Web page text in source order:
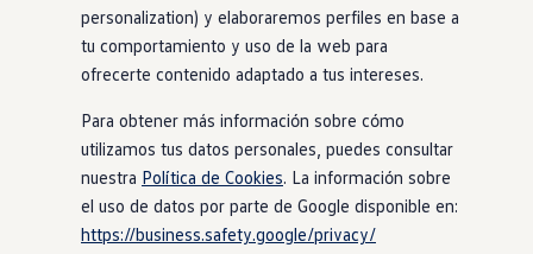
Etiquetas DGT
Simulador de autonomía, carga y ahorro
Carga y autonomía
Soluciones de carga
Tarifas de carga
Carga en casa
Modos de carga
Autonomía
Clientes y posventa
Club Volkswagen
Ofertas posventa
personalization) y elaboraremos perfiles en base a
tu comportamiento y uso de la web para
ofrecerte contenido adaptado a tus intereses.
Para obtener más información sobre cómo
utilizamos tus datos personales, puedes consultar
nuestra Política de Cookies. La información sobre
el uso de datos por parte de Google disponible en:
https://business.safety.google/privacy/